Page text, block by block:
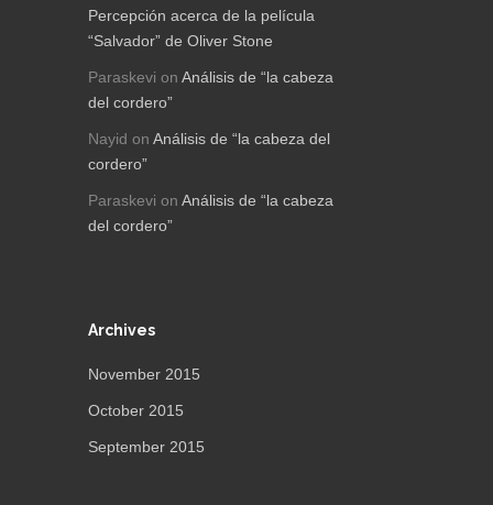
Percepción acerca de la película
“Salvador” de Oliver Stone
Paraskevi on Análisis de “la cabeza
del cordero”
Nayid on Análisis de “la cabeza del
cordero”
Paraskevi on Análisis de “la cabeza
del cordero”
Archives
November 2015
October 2015
September 2015